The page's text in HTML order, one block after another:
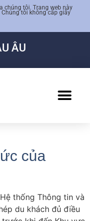
chúng tôi. Trang web này
tôi không cấp giấy
ÂU
của
thống Thông tin và
du khách đủ điều